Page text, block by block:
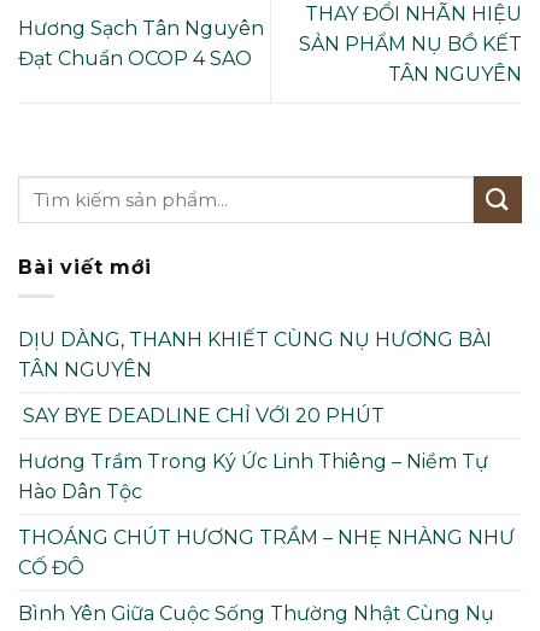
Hương Sạch Tân Nguyên
Đạt Chuẩn OCOP 4 SAO
THAY ĐỔI NHÃN HIỆU
SẢN PHẨM NỤ BỒ KẾT
TÂN NGUYÊN
Bài viết mới
DỊU DÀNG, THANH KHIẾT CÙNG NỤ HƯƠNG BÀI
TÂN NGUYÊN
SAY BYE DEADLINE CHỈ VỚI 20 PHÚT
Hương Trầm Trong Ký Ức Linh Thiêng – Niềm Tự
Hào Dân Tộc
THOÁNG CHÚT HƯƠNG TRẦM – NHẸ NHÀNG NHƯ
CỐ ĐÔ
Bình Yên Giữa Cuộc Sống Thường Nhật Cùng Nụ